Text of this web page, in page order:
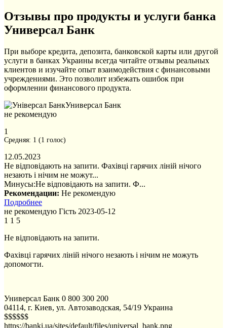
Отзывы про продукты и услуги банка
Универсал Банк
При выборе кредита, депозита, банковской карты или другой
услуги в банках Украины всегда читайте отзывы реальных
клиентов и изучайте опыт взаимодействия с финансовыми
учреждениями. Это позволит избежать ошибок при
оформлении финансового продукта.
Универсал Банк
не рекомендую
1
Средняя: 1 (1 голос)
12.05.2023
Не відповідають на запити. Фахівці гарячих ліній нічого
незають і нічим не можут...
Минусы:Не відповідають на запити. Ф...
Рекомендации: Не рекомендую
Подробнее
не рекомендую Гість 2023-05-12
1 1 5
Не відповідають на запити.
Фахівці гарячих ліній нічого незають і нічим не можуть
допомогти.
Универсал Банк 0 800 300 200
04114, г. Киев, ул. Автозаводская, 54/19 Украина
$$$$$$
https://banki.ua/sites/default/files/universal_bank.png